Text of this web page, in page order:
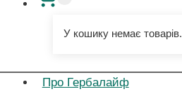
У кошику немає товарів.
Про Гербалайф